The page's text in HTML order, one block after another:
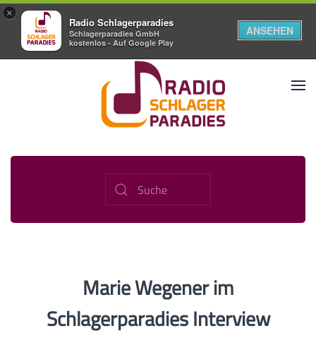
×
Radio Schlagerparadies
Schlagerparadies GmbH
kostenlos - Auf Google Play
ANSEHEN
Marie Wegener im
Schlagerparadies Interview